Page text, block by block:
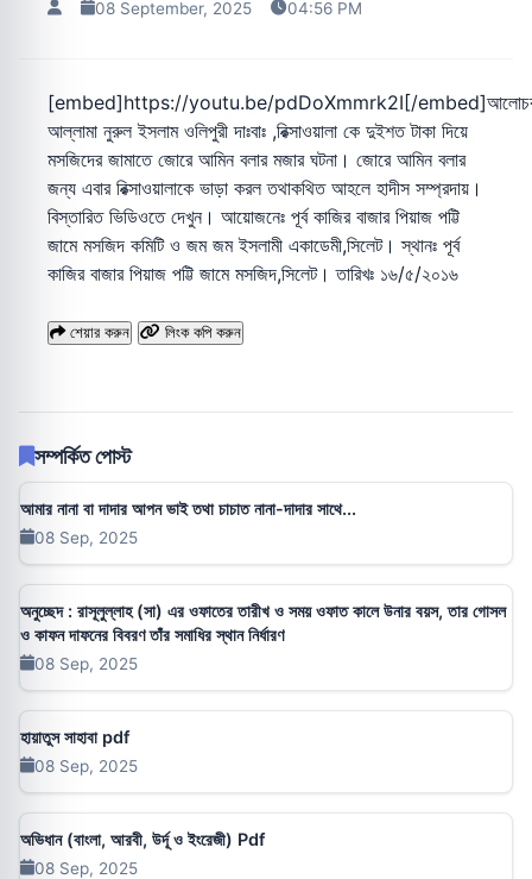
08 September, 2025 04:56 PM
[embed]https://youtu.be/pdDoXmmrk2I[/
আল্লামা নুরুল ইসলাম ওলিপুরী দাঃবাঃ ,রিক্সাওয়ালা কে দুইশত টাকা দিয়ে
মসজিদের জামাতে জোরে আমিন বলার মজার ঘটনা। জোরে আমিন বলার
জন্য এবার রিক্সাওয়ালাকে ভাড়া করল তথাকথিত আহলে হাদীস সম্প্রদায়।
বিস্তারিত ভিডিওতে দেখুন। আয়োজনেঃ পূর্ব কাজির বাজার পিয়াজ পট্টি
জামে মসজিদ কমিটি ও জম জম ইসলামী একাডেমী,সিলেট। স্থানঃ পূর্ব
কাজির বাজার পিয়াজ পট্টি জামে মসজিদ,সিলেট। তারিখঃ ১৬/৫/২০১৬
শেয়ার করুন লিংক কপি করুন
সম্পর্কিত পোস্ট
আমার নানা বা দাদার আপন ভাই তথা চাচাত নানা-দাদার সাথে...
08 Sep, 2025
অনুচ্ছেদ : রাসূলুল্লাহ (সা) এর ওফাতের তারীখ ও সময় ওফাত কালে উনার বয়স, তার গোসল
ও কাফন দাফনের বিবরণ তাঁর সমাধির স্থান নির্ধারণ
08 Sep, 2025
হায়াতুস সাহাবা pdf
08 Sep, 2025
অভিধান (বাংলা, আরবী, উর্দূ ও ইংরেজী) Pdf
08 Sep, 2025